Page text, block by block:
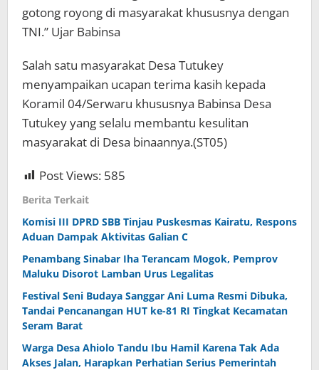
gotong royong di masyarakat khususnya dengan
TNI.” Ujar Babinsa
Salah satu masyarakat Desa Tutukey
menyampaikan ucapan terima kasih kepada
Koramil 04/Serwaru khususnya Babinsa Desa
Tutukey yang selalu membantu kesulitan
masyarakat di Desa binaannya.(ST05)
Post Views: 585
Berita Terkait
Komisi III DPRD SBB Tinjau Puskesmas Kairatu, Respons
Aduan Dampak Aktivitas Galian C
Penambang Sinabar Iha Terancam Mogok, Pemprov
Maluku Disorot Lamban Urus Legalitas
Festival Seni Budaya Sanggar Ani Luma Resmi Dibuka,
Tandai Pencanangan HUT ke-81 RI Tingkat Kecamatan
Seram Barat
Warga Desa Ahiolo Tandu Ibu Hamil Karena Tak Ada
Akses Jalan, Harapkan Perhatian Serius Pemerintah